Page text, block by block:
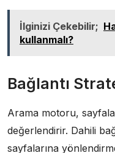
İlginizi Çekebilir;
kullanmalı?
Bağlantı
Arama motoru,
değerlendirir. Dahili
sayfalarına